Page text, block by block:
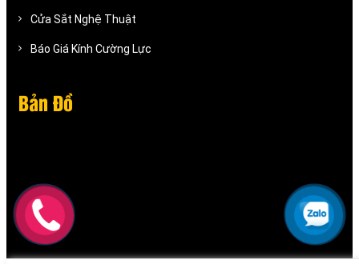
Cửa Sắt Nghệ Thuật
Báo Giá Kính Cường Lực
Bản Đồ